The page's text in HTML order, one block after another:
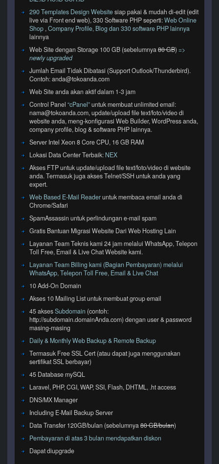
290 Templates Design Websitesiap pakai & mudah di-edit (edit
live via Front end web), 330 Software PHP seperti:Web Online
Shop , Company Profile, Blog dan 330 software PHP lainnya
lainnya
Web Site dengan Storage 100 GB (sebelumnya 80 GB)=>
newly upgraded
Jumlah Email Tidak Dibatasi (Support Outlook/Thunderbird).
Contoh: anda@tokoanda.com
Web Site anda akan aktif dalam 1-3 jam
Control Panel “cPanel”untuk membuat unlimited email:
nama@tokoanda.com, update/upload file text/foto/video di
website anda, meng-konfigurasi Web Builder, WordPress anda,
company profile, blog & software PHP lainnya.
Server Intel Xeon 8 Core CPU, 16 GB RAM
Lokasi Data Center Terbaik: NEX
Akses FTP untuk update/upload file text/foto/video di website
anda. Termasuk juga akses Telnet/SSH untuk anda yang
expert.
Web Based E-Mail Readeruntuk membaca email anda di
Chrome/Safari
SpamAssassin untuk perlindungan e-mail spam
Gratis Bantuan Migrasi Website Dari Web Hosting Lain
Layanan Team Teknis kami 24 jam melalui WhatsApp, Telepon
Toll Free, Email & Live Chat Website kami.
Layanan Team Billing kami (Bagian Pembayaran) melalui
WhatsApp, Telepon Toll Free, Email & Live Chat
10 Add-On Domain
Akses 10 Mailing List untuk membuat group email
45 aksesSubdomain (contoh:
http://subdomain.domainAnda.com) dengan user & password
masing-masing
Daily & Monthly Web Backup & Remote Backup
Termasuk Free SSL Cert (atau dapat juga menggunakan
sertifikat SSL berbayar)
45 Database mySQL
Laravel, PHP, CGI, WAP, SSI, Flash, DHTML, .ht access
DNS/MX Manager
Including E-Mail Backup Server
Data Transfer 120GB/bulan (sebelumnya 80 GB/bulan)
Pembayaran di atas 3 bulan mendapatkan diskon
Dapat diupgrade